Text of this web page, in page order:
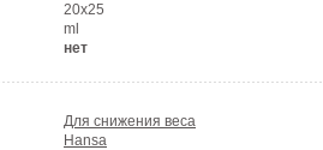
20x25
ml
нет
Для снижения веса
Hansa